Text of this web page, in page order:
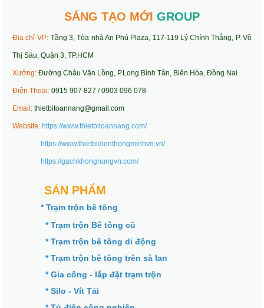
SÁNG TẠO MỚI GROUP
Địa chỉ VP: Tầng 3, Tòa nhà An Phú Plaza, 117-119 Lý Chính Thắng, P. Võ
Thị Sáu, Quận 3, TP.HCM
Xưởng: Đường Châu Văn Lồng, P.Long Bình Tân, Biên Hòa, Đồng Nai
Điện Thoại: 0915 907 827 / 0903 096 078
Email: thietbitoannang@gmail.com
Website: https://www.thietbitoannang.com/
https://www.thietbidienthongminhvn.vn/
https://gachkhongnungvn.com/
SẢN PHẨM
* Trạm trộn bê tông
* Trạm trộn Bê tông cũ
* Trạm trộn bê tông di động
* Trạm trộn bê tông trên sà lan
* Gia công - lắp đặt trạm trộn
* Silo - Vít Tải